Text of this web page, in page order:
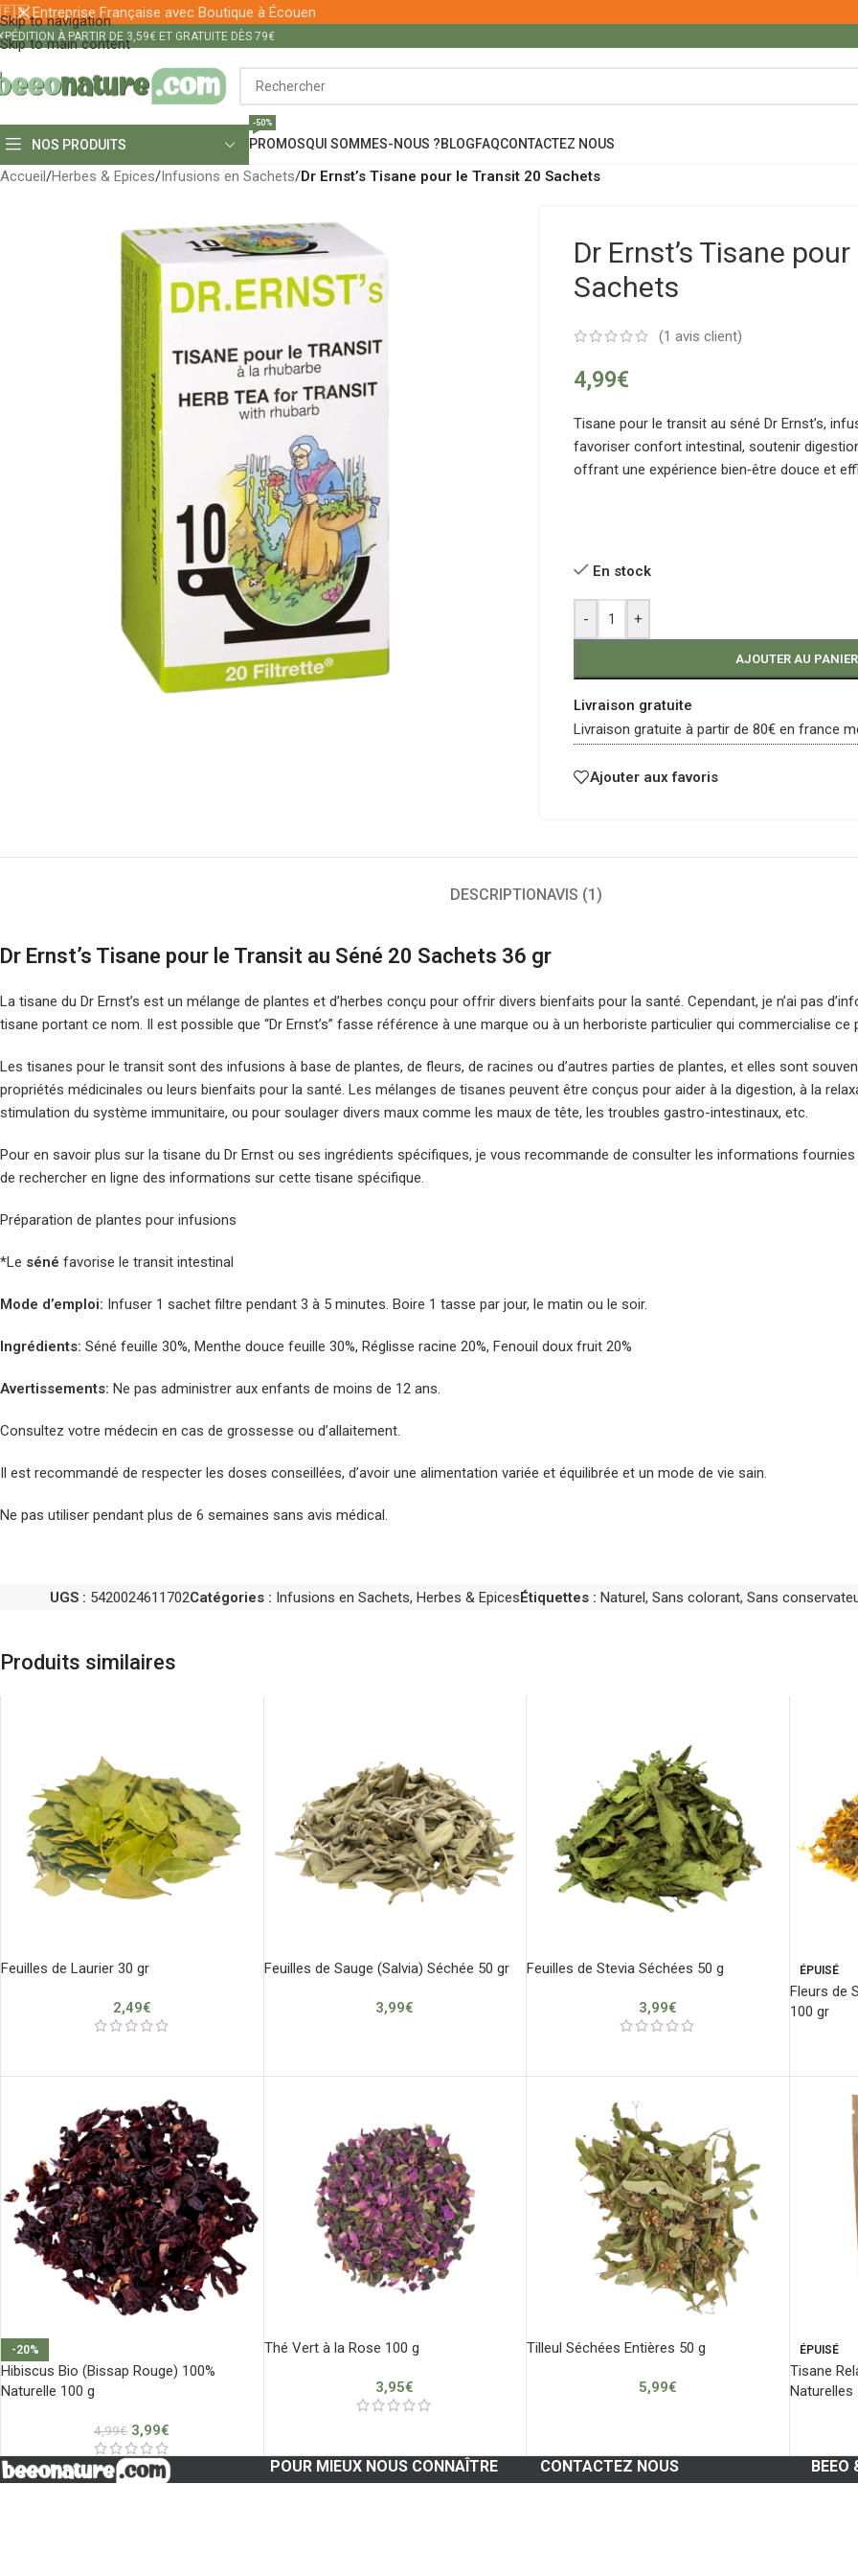
Skip to navigation
Skip to main content
🇫🇷 Entreprise Française avec Boutique à Écouen
À PARTIR DE 3,59€ ET GRATUITE DÈS 79€
NOS PRODUITS PROMOS
-50%
QUI SOMMES-NOUS ?BLOGFAQCONTACTEZ NOUS
Accueil/Herbes & Epices/Infusions en Sachets/Dr Ernst’s Tisane pour le Transit 20 Sachets
Dr Ernst’s Tisane
Sachets
(1 avis client)
4,99€
Tisane pour le transit au séné Dr Ernst’s,
favoriser confort intestinal, soutenir
offrant une expérience bien‑être douce et
En stock
- +
AJOUTER AU PANIER
Livraison gratuite
Livraison gratuite à partir de 80€ en france
Ajouter aux favoris
DESCRIPTIONAVIS (1)
Dr Ernst’s Tisane pour le Transit au Séné 20 Sachets 36 gr
La tisane du Dr Ernst’s est un mélange de plantes et d’herbes conçu pour offrir divers bienfaits pour la santé. Cependant, je n’ai pas
tisane portant ce nom. Il est possible que “Dr Ernst’s” fasse référence à une marque ou à un herboriste particulier qui commercialise ce
Les tisanes pour le transit sont des infusions à base de plantes, de fleurs, de racines ou d’autres parties de plantes, et elles sont
propriétés médicinales ou leurs bienfaits pour la santé. Les mélanges de tisanes peuvent être conçus pour aider à la digestion, à la
stimulation du système immunitaire, ou pour soulager divers maux comme les maux de tête, les troubles gastro-intestinaux, etc.
Pour en savoir plus sur la tisane du Dr Ernst ou ses ingrédients spécifiques, je vous recommande de consulter les informations fournies
de rechercher en ligne des informations sur cette tisane spécifique.
Préparation de plantes pour infusions
*Le séné favorise le transit intestinal
Mode d’emploi: Infuser 1 sachet filtre pendant 3 à 5 minutes. Boire 1 tasse par jour, le matin ou le soir.
Ingrédients: Séné feuille 30%, Menthe douce feuille 30%, Réglisse racine 20%, Fenouil doux fruit 20%
Avertissements: Ne pas administrer aux enfants de moins de 12 ans.
Consultez votre médecin en cas de grossesse ou d’allaitement.
Il est recommandé de respecter les doses conseillées, d’avoir une alimentation variée et équilibrée et un mode de vie sain.
Ne pas utiliser pendant plus de 6 semaines sans avis médical.
UGS : 5420024611702Catégories : Infusions en Sachets, Herbes & EpicesÉtiquettes : Naturel, Sans colorant, Sans
Produits similaires
Feuilles de Laurier 30 gr
2,49€
Feuilles de Sauge (Salvia) Séchée 50 gr
3,99€
Feuilles de Stevia Séchées 50 g
3,99€
ÉPUISÉ
Fleurs de
100 gr
-20%
Hibiscus Bio (Bissap Rouge) 100%
Naturelle 100 g
4,99€ 3,99€
Thé Vert à la Rose 100 g
3,95€
Tilleul Séchées Entières 50 g
5,99€
ÉPUISÉ
Tisane
Naturelles
POUR MIEUX NOUS CONNAÎTRE CONTACTEZ NOUS BEEO